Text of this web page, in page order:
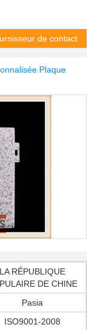
de contact
Plaque
LA RÉPUBLIQUE
DE CHINE
Pasia
ISO9001-2008